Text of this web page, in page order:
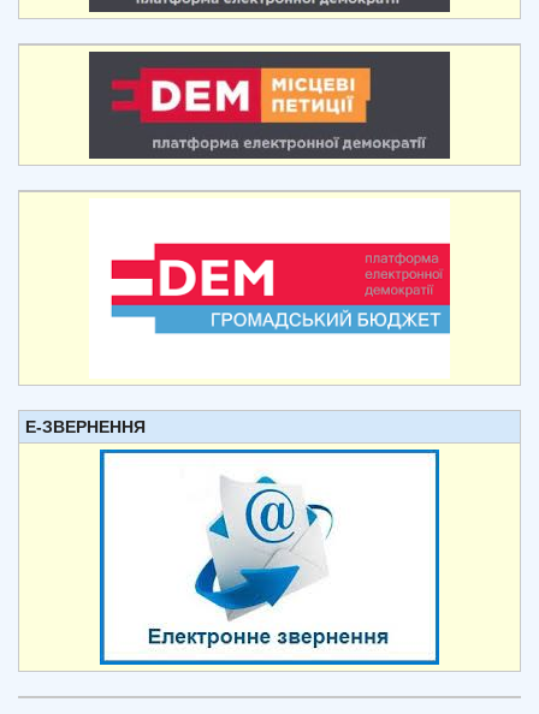
Е-ЗВЕРНЕННЯ